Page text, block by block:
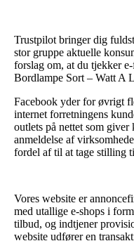
Trustpilot bringer dig
stor gruppe aktuelle
forslag om, at du tjekker
Bordlampe Sort – Watt A
Facebook yder for øvrigt
internet forretningens
outlets på nettet som
anmeldelse af
fordel af til at tage stilling
Vores website er
med utallige e-shops i
tilbud, og indtjener
website udfører en